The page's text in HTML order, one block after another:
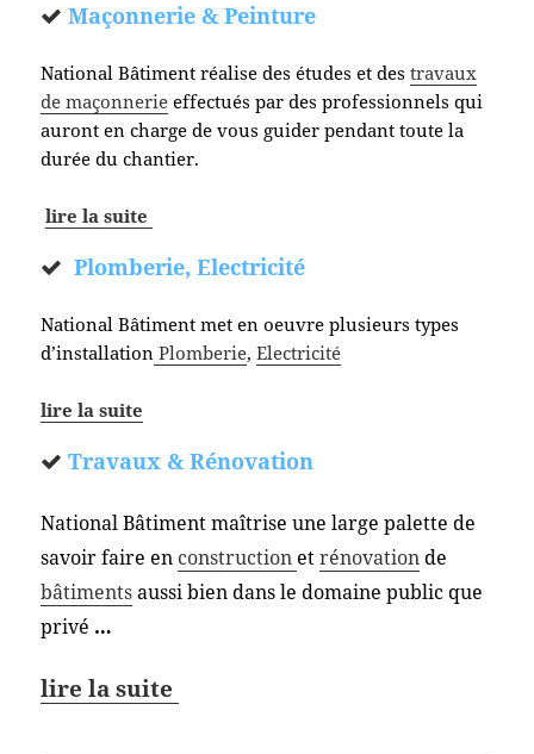
Maçonnerie & Peinture
National Bâtiment réalise des études et destravaux
de maçonnerie effectués par des professionnels qui
auront en charge de vous guider pendant toute la
durée du chantier.
lire la suite
Plomberie, Electricité
National Bâtiment met en oeuvre plusieurs types
d’installation Plomberie,Electricité
lire la suite
Travaux & Rénovation
National Bâtiment maîtrise une large palette de
savoir faire en construction etrénovationde
bâtimentsaussi bien dans le domaine public que
privé …
lire la suite